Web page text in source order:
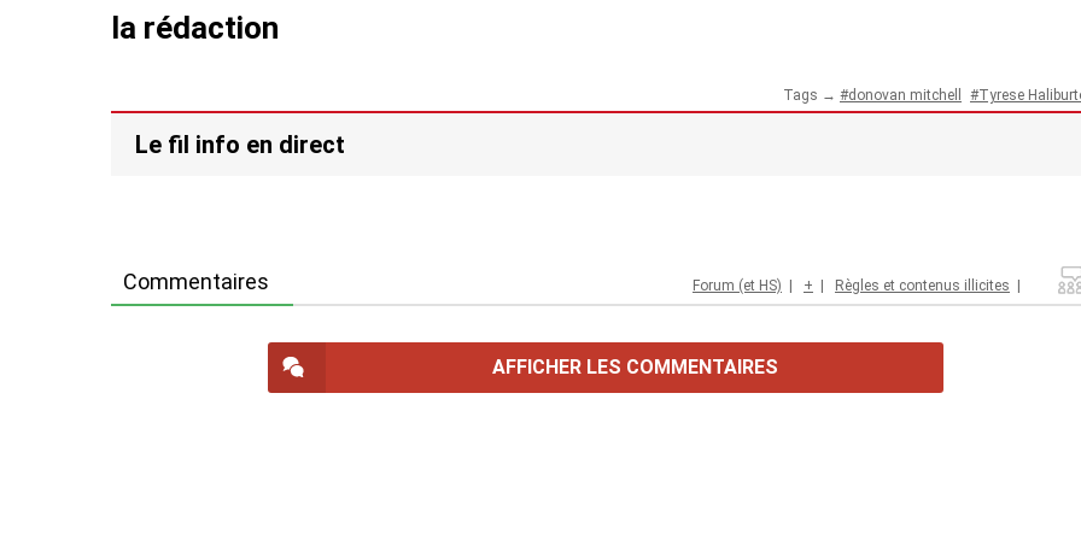
la rédaction
Tags → donovan mitchell Tyrese
Le fil info en direct
Commentaires Forum (et HS) | + | Règles et contenus illicites |
AFFICHER LES COMMENTAIRES